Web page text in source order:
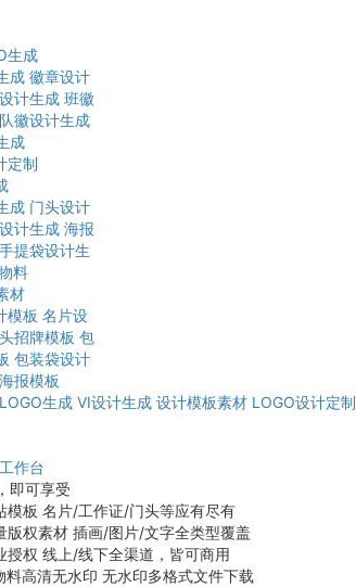
生成
成 徽章设计
计生成 班徽
队徽设计生成
成
定制
成 门头设计
计生成 海报
手提袋设计生
料
材
模板 名片设
招牌模板 包
包装袋设计
报模板
生成 VI设计生成 设计模板素材 LOGO设计定制
工作台
即可享受
模板 名片/工作证/门头等应有尽有
版权素材 插画/图片/文字全类型覆盖
授权 线上/线下全渠道，皆可商用
料高清无水印 无水印多格式文件下载